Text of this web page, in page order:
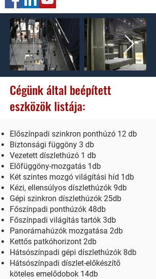
Cégünkáltal beépített
eszközök listája:
Előszínpadi szinkron ponthúzó 12 db
Biztonsági függöny 3 db
Vezetett díszlethúzó 1 db
Előfüggöny-mozgatás 1db
Két szintes mozgó világítási híd 1db
Kézi, ellensúlyos díszlethúzók 9db
Gépi szinkron díszlethúzók 25db
Főszínpadi ponthúzók 48db
Főszínpadi világítás tartók 3db
Panorámahúzók mozgatása 2db
Kettős patkóhorizont 2db
Hátsószínpadi gépi díszlethúzók 8db
Hátsószínpadi díszlet-előkészítő
köteles emelődobok 14db